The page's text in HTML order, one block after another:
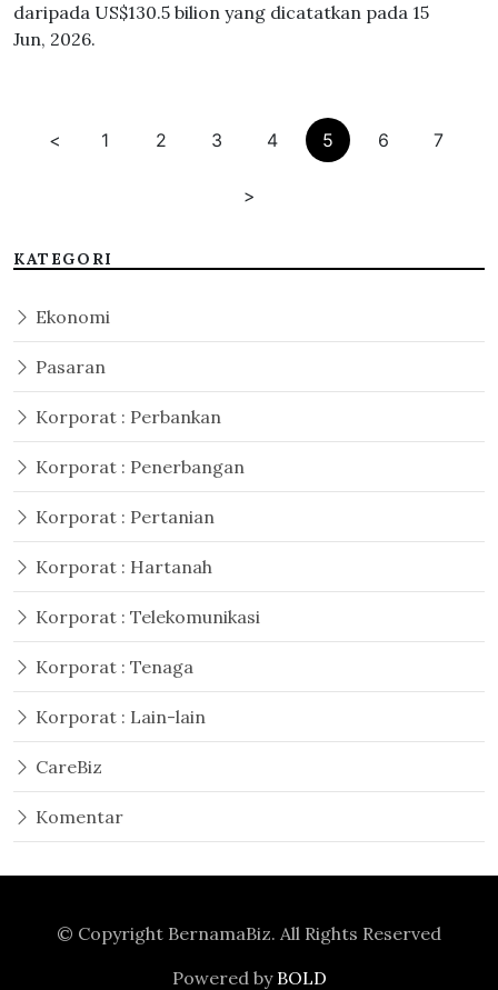
daripada US$130.5 bilion yang dicatatkan pada 15
Jun, 2026.
< 1 2 3 4 5 6 7
>
KATEGORI
Ekonomi
Pasaran
Korporat : Perbankan
Korporat : Penerbangan
Korporat : Pertanian
Korporat : Hartanah
Korporat : Telekomunikasi
Korporat : Tenaga
Korporat : Lain-lain
CareBiz
Komentar
© Copyright BernamaBiz. All Rights Reserved
Powered by BOLD